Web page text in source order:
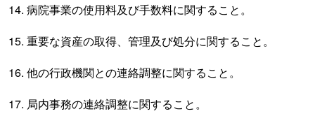
病院事業の使用料及び手数料に関すること。
重要な資産の取得、管理及び処分に関すること。
他の行政機関との連絡調整に関すること。
局内事務の連絡調整に関すること。